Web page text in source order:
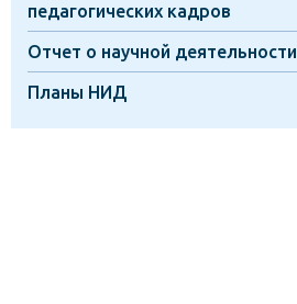
педагогических кадров
Отчет о научной деятельности
Планы НИД